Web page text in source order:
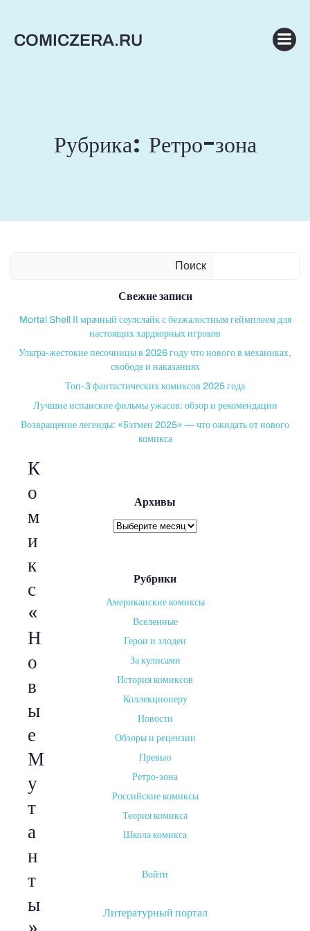
COMICZERA.RU
Рубрика: Ретро-зона
К
о
м
и
к
с
«
Н
о
в
ы
е
М
у
т
а
н
т
ы
Поиск
Свежие записи
Mortal Shell II мрачный соулслайк с безжалостным геймплеем для
настоящих хардкорных игроков
Ультра-жестокие песочницы в 2026 году что нового в механиках,
свободе и наказаниях
Топ-3 фантастических комиксов 2025 года
Лучшие испанские фильмы ужасов: обзор и рекомендации
Возвращение легенды: «Бэтмен 2025» — что ожидать от нового
комикса
Архивы
Архивы
Рубрики
Американские комиксы
Вселенные
Герои и злодеи
За кулисами
История комиксов
Коллекционеру
Новости
Обзоры и рецензии
Превью
Ретро-зона
Российские комиксы
Теория комикса
Школа комикса
Войти
Литературный портал